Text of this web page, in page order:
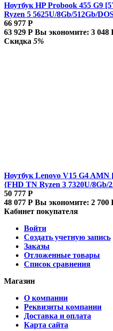
Ноутбук HP Probook 455 G9
Ryzen 5 5625U/8Gb/512Gb/
66 977 Р
63 929 Р Вы экономите: 3 048
Скидка 5%
Ноутбук Lenovo V15 G4
{FHD TN Ryzen 3 7320U/8Gb/
50 777 Р
48 077 Р Вы экономите: 2 700
Кабинет покупателя
Войти
Создать учетную запись
Заказы
Отложенные товары
Список сравнения
Магазин
О компании
Реквизиты компании
Доставка и оплата
Карта сайта